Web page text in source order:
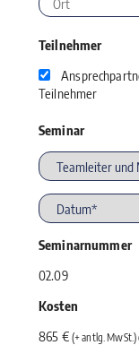
Teilnehmer
Teilnehmer
Seminar
Seminarnummer
02.09
Kosten
865 € (+ antlg. MwSt.)